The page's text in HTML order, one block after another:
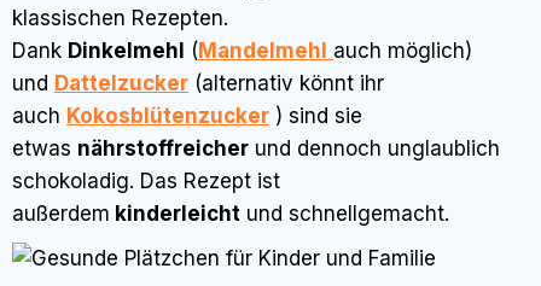
klassischen Rezepten.
Dank Dinkelmehl ( Mandelmehl auch möglich)
und Dattelzucker (alternativ könnt ihr
auch Kokosblütenzucker ) sind sie
etwas nährstoffreicher und dennoch unglaublich
schokoladig. Das Rezept ist
außerdem kinderleicht und schnellgemacht.